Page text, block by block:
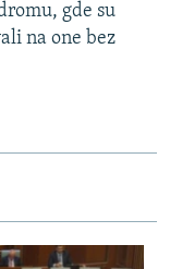
gde su
na one bez